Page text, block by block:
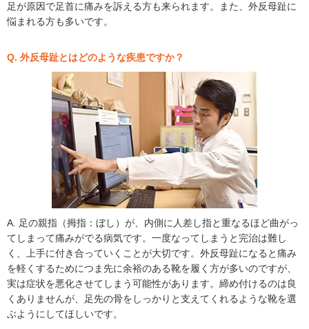
足が原因で足首に痛みを訴える方も来られます。また、外反母趾に
悩まれる方も多いです。
Q. 外反母趾とはどのような疾患ですか？
A. 足の親指（拇指：ぼし）が、内側に人差し指と重なるほど曲がっ
てしまって痛みがでる病気です。一度なってしまうと完治は難し
く、上手に付き合っていくことが大切です。外反母趾になると痛み
を軽くするためにつま先に余裕のある靴を履く方が多いのですが、
実は症状を悪化させてしまう可能性があります。締め付けるのは良
くありませんが、足先の骨をしっかりと支えてくれるような靴を選
ぶようにしてほしいです。